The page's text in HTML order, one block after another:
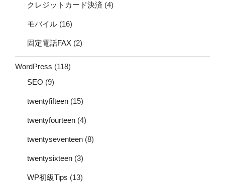
クレジットカード決済 (4)
モバイル (16)
固定電話FAX (2)
WordPress (118)
SEO (9)
twentyfifteen (15)
twentyfourteen (4)
twentyseventeen (8)
twentysixteen (3)
WP初級Tips (13)